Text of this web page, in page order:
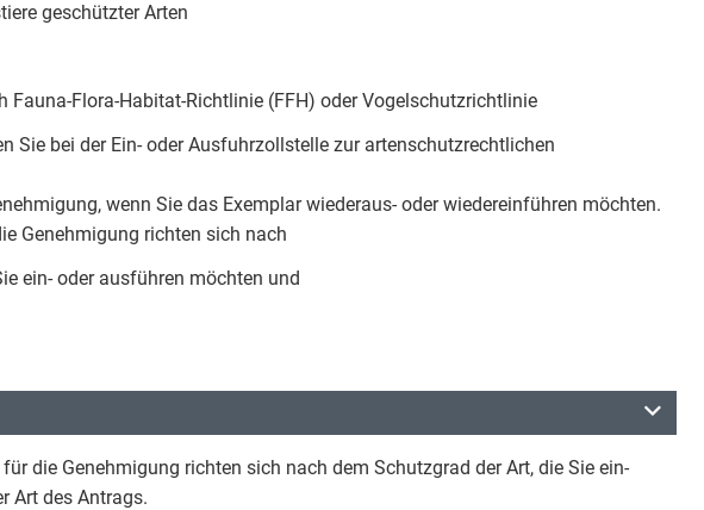
geschützter Arten
Fauna-Flora-Habitat-Richtlinie (FFH) oder Vogelschutzrichtlinie
Sie bei der Ein- oder Ausfuhrzollstelle zur artenschutzrechtlichen
wenn Sie das Exemplar wiederaus- oder wiedereinführen möchten.
Genehmigung richten sich nach
ein- oder ausführen möchten und
die Genehmigung richten sich nach dem Schutzgrad der Art, die Sie ein-
Art des Antrags.